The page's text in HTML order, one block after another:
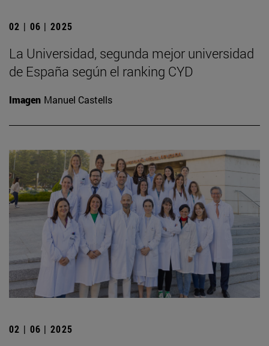
02 | 06 | 2025
La Universidad, segunda mejor universidad
de España según el ranking CYD
Imagen Manuel Castells
02 | 06 | 2025